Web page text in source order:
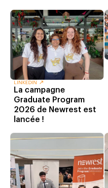
LINKEDIN
La campagne
Graduate Program
2026 de Newrest est
lancée !